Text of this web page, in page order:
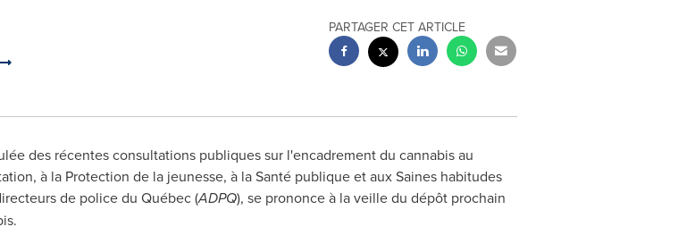
PARTAGER CET ARTICLE
des récentesconsultations publiques sur l'encadrement du cannabis au
à la Protection de la jeunesse, à la Santé publique et aux Saines habitudes
de police du Québec (ADPQ), se prononce à la veille du dépôt prochain